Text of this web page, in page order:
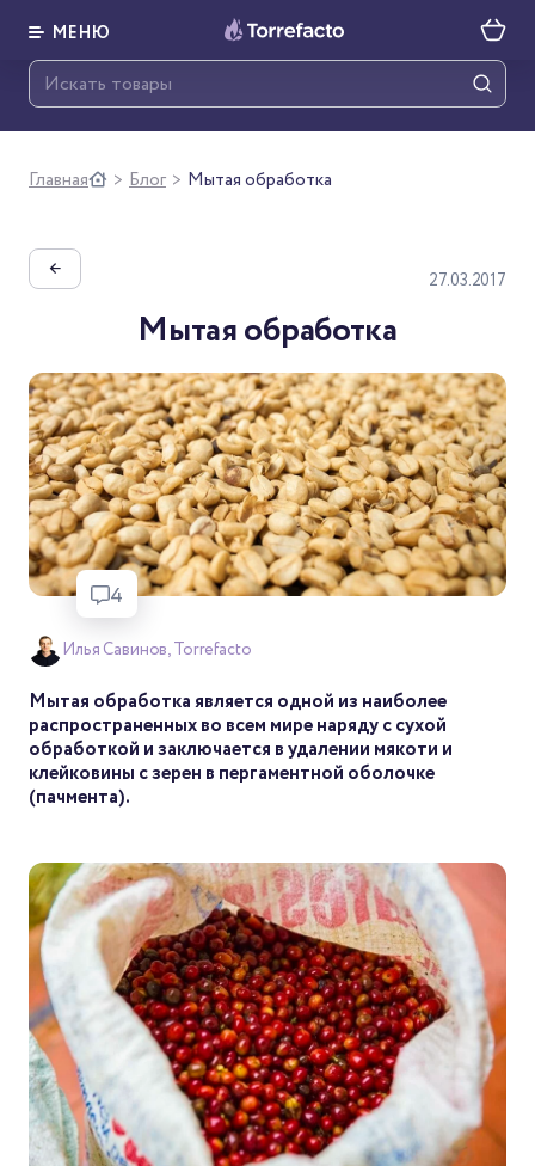
МЕНЮ
Главная > Блог > Мытая обработка
← 27.03.2017
Мытая обработка
4
Илья Савинов, Torrefacto
Мытая обработка является одной из наиболее
распространенных во всем мире наряду с сухой
обработкой и заключается в удалении мякоти и
клейковины с зерен в пергаментной оболочке
(пачмента).